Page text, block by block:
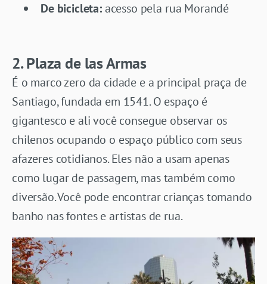
De bicicleta:acesso pela rua Morandé
2. Plaza de las Armas
É o marco zero da cidade e a principal praça de
Santiago, fundada em 1541. O espaço é
gigantesco e ali você consegue observar os
chilenos ocupando o espaço público com seus
afazeres cotidianos. Eles não a usam apenas
como lugar de passagem, mas também como
diversão. Você pode encontrar crianças tomando
banho nas fontes e artistas de rua.